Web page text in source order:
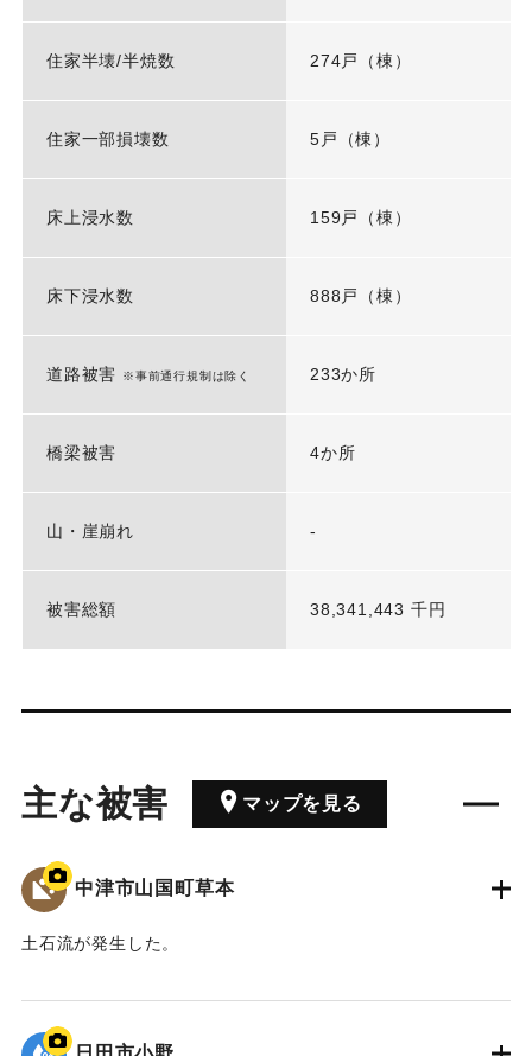
住家半壊/半焼数 274戸（棟）
住家一部損壊数 5戸（棟）
床上浸水数 159戸（棟）
床下浸水数 888戸（棟）
道路被害 ※事前通行規制は除く 233か所
橋梁被害 4か所
山・崖崩れ -
被害総額 38,341,443 千円
主な被害 マップを見る
中津市山国町草本
土石流が発生した。
｜固有コード:01203042